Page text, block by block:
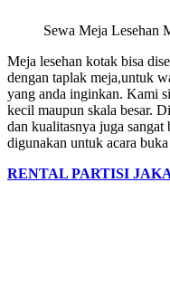
Sewa Meja Lesehan
Meja lesehan kotak bisa
dengan taplak meja,untuk
yang anda inginkan. Kami
kecil maupun skala besar.
dan kualitasnya juga sangat
digunakan untuk acara
RENTAL PARTISI